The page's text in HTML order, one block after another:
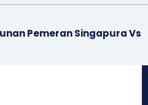
Pemeran Singapura Vs